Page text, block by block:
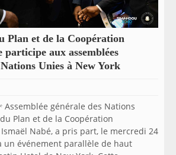
Plan et de la Coopération
aux assemblées
Unies à New York
Assemblée générale des Nations
Plan et de la Coopération
Nabé, a pris part, le mercredi 24
un événement parallèle de haut